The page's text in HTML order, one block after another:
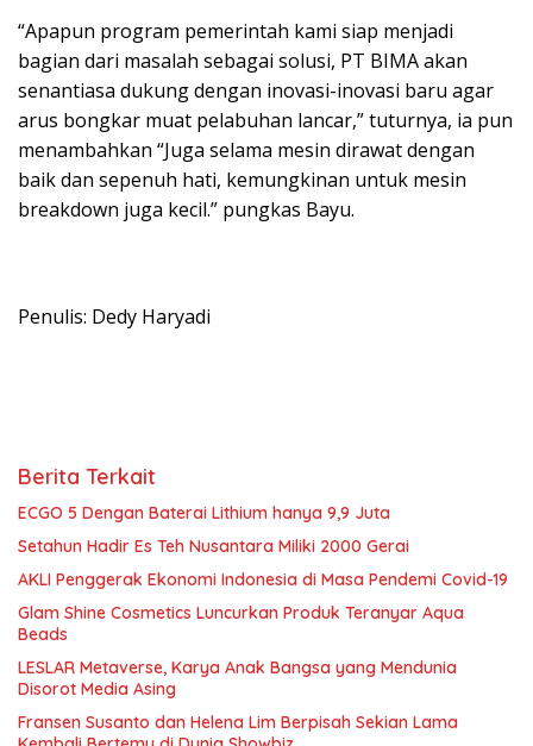
“Apapun program pemerintah kami siap menjadi
bagian dari masalah sebagai solusi, PT BIMA akan
senantiasa dukung dengan inovasi-inovasi baru agar
arus bongkar muat pelabuhan lancar,” tuturnya, ia pun
menambahkan “Juga selama mesin dirawat dengan
baik dan sepenuh hati, kemungkinan untuk mesin
breakdown juga kecil.” pungkas Bayu.
Penulis: Dedy Haryadi
Berita Terkait
ECGO 5 Dengan Baterai Lithium hanya 9,9 Juta
Setahun Hadir Es Teh Nusantara Miliki 2000 Gerai
AKLI Penggerak Ekonomi Indonesia di Masa Pendemi Covid-19
Glam Shine Cosmetics Luncurkan Produk Teranyar Aqua
Beads
LESLAR Metaverse, Karya Anak Bangsa yang Mendunia
Disorot Media Asing
Fransen Susanto dan Helena Lim Berpisah Sekian Lama